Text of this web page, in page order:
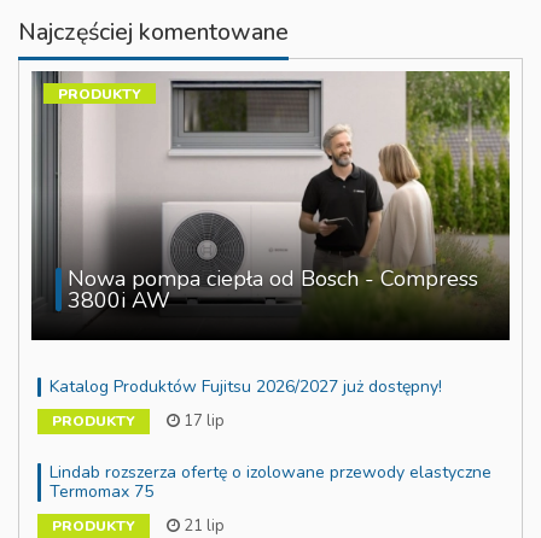
Najczęściej komentowane
Nowa pompa ciepła od Bosch - Compress
3800i AW
PRODUKTY
Katalog Produktów Fujitsu 2026/2027 już dostępny!
PRODUKTY 17 lip
Lindab rozszerza ofertę o izolowane przewody elastyczne
Termomax 75
PRODUKTY 21 lip